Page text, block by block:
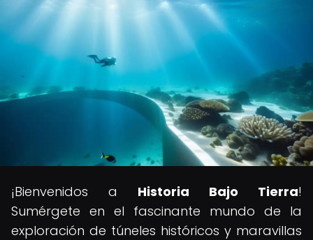
¡Bienvenidos a Historia Bajo Tierra!
Sumérgete en el fascinante mundo de la
exploración de túneles históricos y maravillas